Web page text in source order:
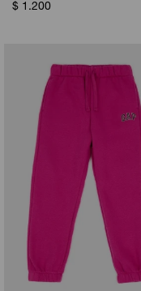
$ 1.200